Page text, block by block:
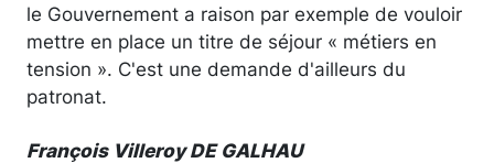
le Gouvernement a raison par exemple de vouloir
mettre en place un titre de séjour « métiers en
tension ». C'est une demande d'ailleurs du
patronat.
François Villeroy DE GALHAU